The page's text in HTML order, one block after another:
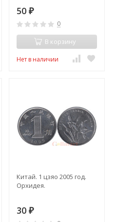
50 ₽
0
В корзину
Нет в наличии
Китай. 1 цзяо 2005 год.
Орхидея.
30 ₽